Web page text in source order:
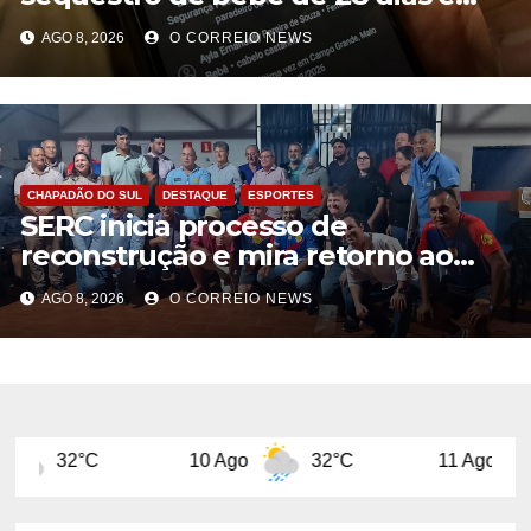
preso na Capital
AGO 8, 2026 O CORREIO NEWS
CHAPADÃO DO SUL DESTAQUE ESPORTES
SERC inicia processo de
reconstrução e mira retorno ao
futebol profissional em Chapadão
do Sul
AGO 8, 2026 O CORREIO NEWS
10 Ago 32°C 11 Ago 29°C